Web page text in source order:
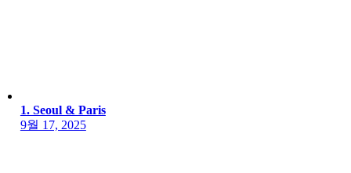
1. Seoul & Paris
9월 17, 2025